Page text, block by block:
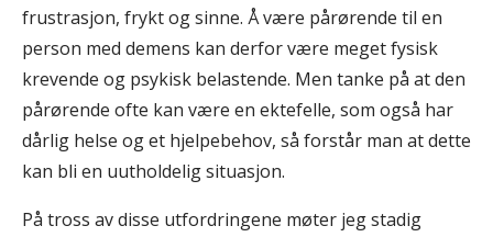
frustrasjon, frykt og sinne. Å være pårørende til en
person med demens kan derfor være meget fysisk
krevende og psykisk belastende. Men tanke på at den
pårørende ofte kan være en ektefelle, som også har
dårlig helse og et hjelpebehov, så forstår man at dette
kan bli en uutholdelig situasjon.
På tross av disse utfordringene møter jeg stadig